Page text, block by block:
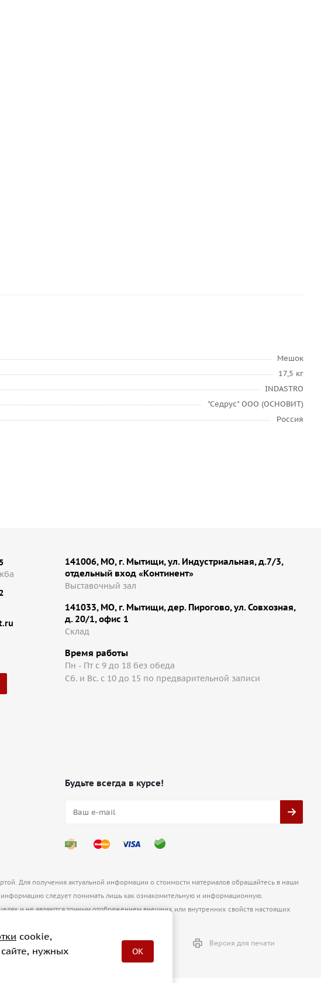
Мешок
17,5 кг
INDASTRO
"Седрус" ООО (ОСНОВИТ)
Россия
141006, МО, г. Мытищи, ул. Индустриальная, д.7/3,
отдельный вход «Континент»
Выставочный зал
141033, МО, г. Мытищи, дер. Пирогово, ул. Совхозная,
д. 20/1, офис 1
Cклад
Время работы
Пн - Пт с 9 до 18 без обеда
Сб. и Вс. с 10 до 15 по предварительной записи
Будьте всегда в курсе!
Для получения актуальной информации о стоимости материалов обращайтесь в наши
следует понимать лишь как ознакомительную и информационную.
и не являются точным отображением внешних или внутренних свойств настоящих
Версия для печати
cookie,
нужных
OK